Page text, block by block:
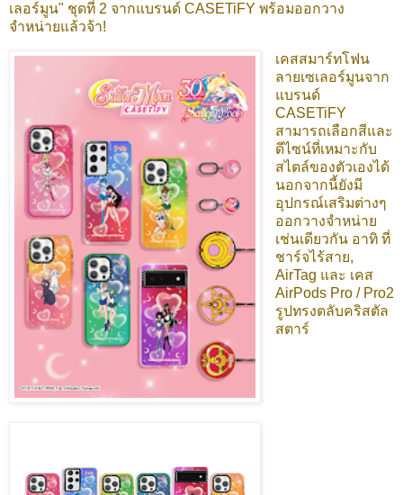
เลอร์มูน" ชุดที่ 2 จากแบรนด์ CASETiFY พร้อมออกวาง
จำหน่ายแล้วจ้า!
เคสสมาร์ทโฟน
ลายเซเลอร์มูนจาก
แบรนด์
CASETiFY
สามารถเลือกสีและ
ดีไซน์ที่เหมาะกับ
สไตล์ของตัวเองได้
นอกจากนี้ยังมี
อุปกรณ์เสริมต่างๆ
ออกวางจำหน่าย
เช่นเดียวกัน อาทิ ที่
ชาร์จไร้สาย,
AirTag และ เคส
AirPods Pro / Pro2
รูปทรงตลับคริสตัล
สตาร์